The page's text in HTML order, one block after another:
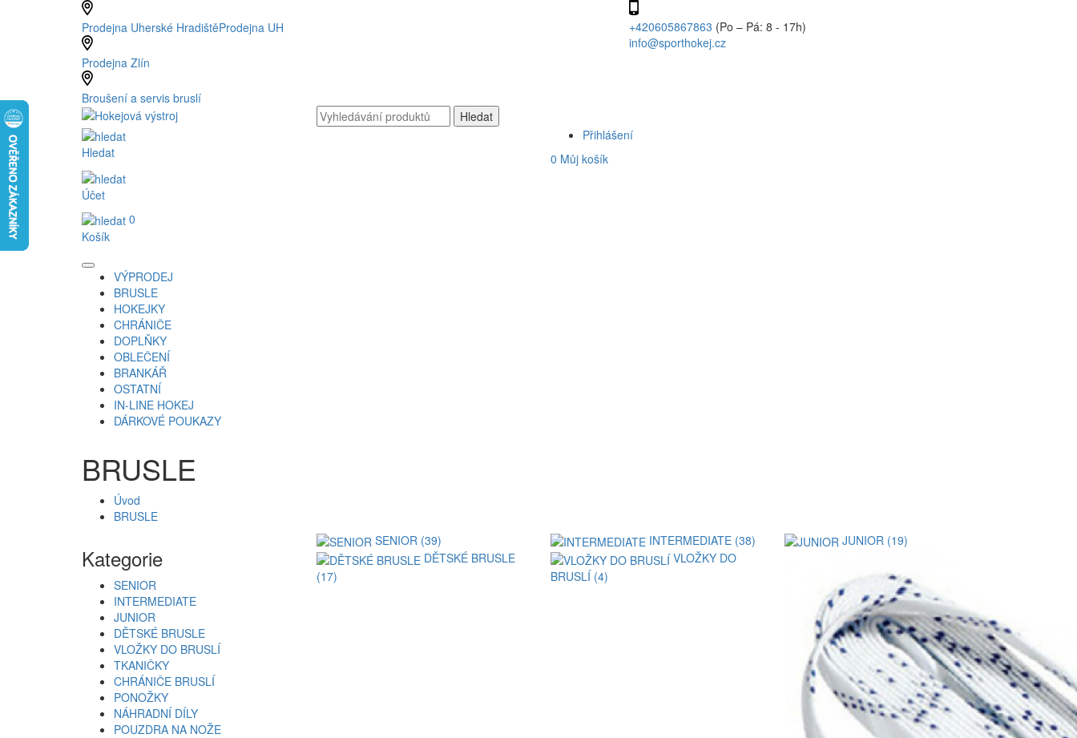
Prodejna Uherské HradištěProdejna UH
Prodejna Zlín
Broušení a servis bruslí
+420605867863 (Po – Pá: 8 - 17h)
info@sporthokej.cz
Hledat
Účet
0
Košík
Přihlášení
0 Můj košík
VÝPRODEJ
BRUSLE
HOKEJKY
CHRÁNIČE
DOPLŇKY
OBLEČENÍ
BRANKÁŘ
OSTATNÍ
IN-LINE HOKEJ
DÁRKOVÉ POUKAZY
BRUSLE
Úvod
BRUSLE
Kategorie
SENIOR
INTERMEDIATE
JUNIOR
DĚTSKÉ BRUSLE
VLOŽKY DO BRUSLÍ
TKANIČKY
CHRÁNIČE BRUSLÍ
PONOŽKY
NÁHRADNÍ DÍLY
POUZDRA NA NOŽE
SENIOR (39) INTERMEDIATE (38)
JUNIOR (19)
DĚTSKÉ BRUSLE
(17)
VLOŽKY DO
BRUSLÍ (4)